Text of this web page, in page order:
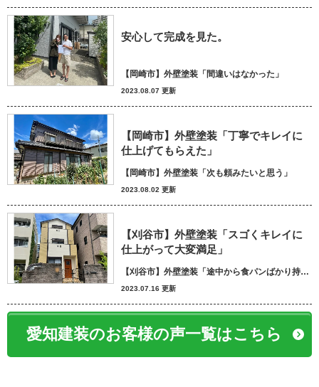
安心して完成を見た。
【岡崎市】外壁塗装「間違いはなかった」
2023.08.07 更新
【岡崎市】外壁塗装「丁寧でキレイに
仕上げてもらえた」
【岡崎市】外壁塗装「次も頼みたいと思う」
2023.08.02 更新
【刈谷市】外壁塗装「スゴくキレイに
仕上がって大変満足」
【刈谷市】外壁塗装「途中から食パンばかり持ってきてパン屋さんかと思いました笑」
2023.07.16 更新
愛知建装のお客様の声一覧はこちら